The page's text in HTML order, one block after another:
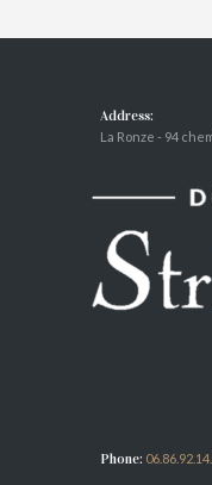
Address:
La Ronze - 94
Phone: